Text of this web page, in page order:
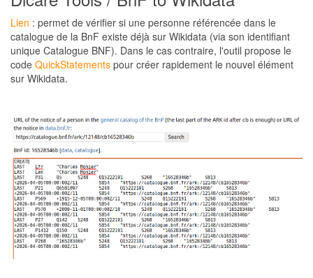
Lien : permet de vérifier si une personne référencée dans le
catalogue de la BnF existe déjà sur Wikidata (via son identifiant
unique Catalogue BNF). Dans le cas contraire, l'outil propose le
code QuickStatements pour créer rapidement le nouvel élément
sur Wikidata.